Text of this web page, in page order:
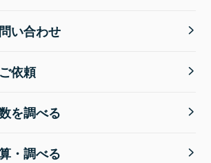
い合わせ
依頼
を調べる
・調べる